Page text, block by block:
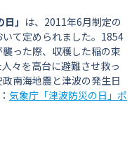
」 は、2011年6月制定の
いて定められました。1854
った際、収穫した稲の束
々を高台に避難させ救っ
南海地震と津波の発生日
気象庁「津波防災の日」ポ